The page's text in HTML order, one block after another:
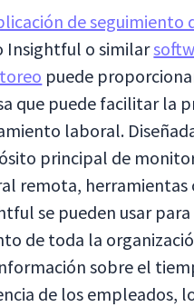
de seguimiento
Insightful o similar
puede
que puede facilitar la
laboral.
principal de
remota, herramientas
se pueden usar
de toda la
sobre el
de los empleados,